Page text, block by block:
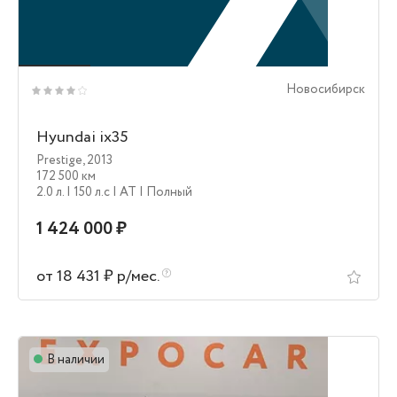
Новосибирск
Hyundai ix35
Prestige,2013
172 500 км
2.0 л. | 150 л.c | AT | Полный
1 424 000 ₽
от 18 431 ₽ р/мес.
В наличии